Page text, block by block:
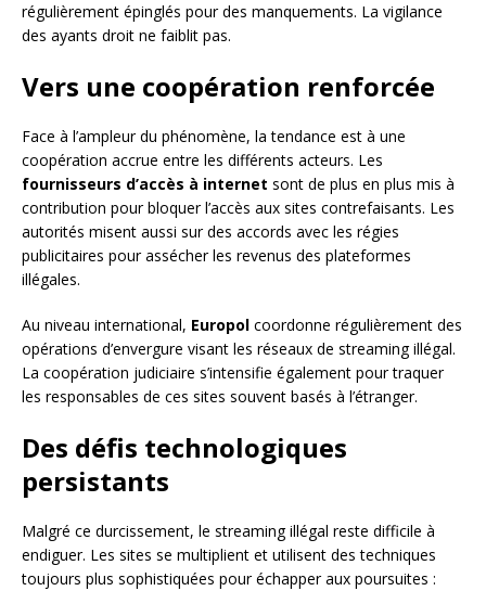
régulièrement épinglés pour des manquements. La vigilance
des ayants droit ne faiblit pas.
Vers une coopération renforcée
Face à l’ampleur du phénomène, la tendance est à une
coopération accrue entre les différents acteurs. Les
fournisseurs d’accès à internet sont de plus en plus mis à
contribution pour bloquer l’accès aux sites contrefaisants. Les
autorités misent aussi sur des accords avec les régies
publicitaires pour assécher les revenus des plateformes
illégales.
Au niveau international, Europol coordonne régulièrement des
opérations d’envergure visant les réseaux de streaming illégal.
La coopération judiciaire s’intensifie également pour traquer
les responsables de ces sites souvent basés à l’étranger.
Des défis technologiques
persistants
Malgré ce durcissement, le streaming illégal reste difficile à
endiguer. Les sites se multiplient et utilisent des techniques
toujours plus sophistiquées pour échapper aux poursuites :